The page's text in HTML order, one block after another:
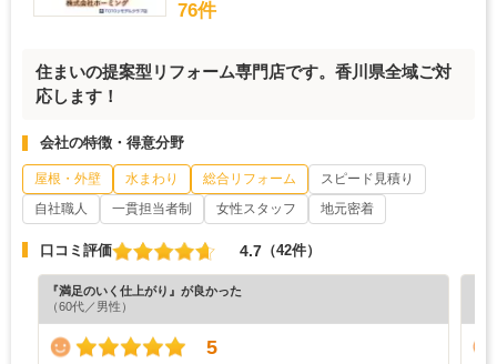
76件
住まいの提案型リフォーム専門店です。香川県全域ご対
応します！
会社の特徴・得意分野
屋根・外壁 水まわり 総合リフォーム
スピード見積り
自社職人
一貫担当者制 女性スタッフ 地元密着
口コミ評価 4.7 （42件）
『満足のいく仕上がり』が良かった
（60代／男性）
5